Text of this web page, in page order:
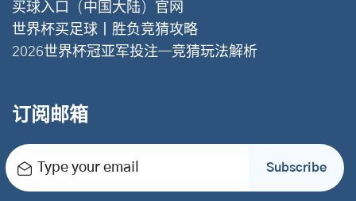
买球入口（中国大陆）官网
世界杯买足球丨胜负竞猜攻略
2026世界杯冠亚军投注—竞猜玩法解析
订阅邮箱
Type your email Subscribe